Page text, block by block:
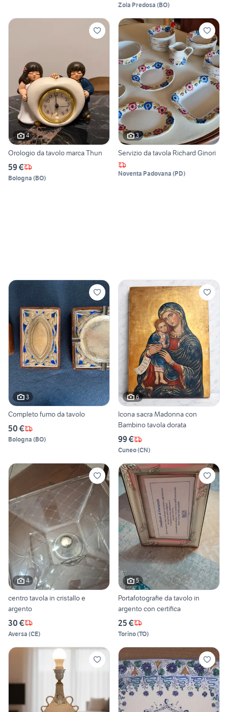
Zola Predosa (BO)
4
Orologio da tavolo marca Thun
59 €
Bologna (BO)
3
Servizio da tavola Richard Ginori
Noventa Padovana (PD)
3
Completo fumo da tavolo
50 €
Bologna (BO)
6
Icona sacra Madonna con
Bambino tavola dorata
99 €
Cuneo(CN)
4
centro tavola in cristallo e
argento
30 €
Aversa (CE)
5
Portafotografie da tavolo in
argento con certifica
25 €
Torino(TO)